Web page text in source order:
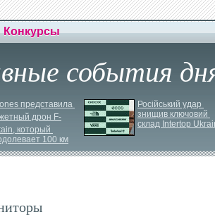
Конкурсы
события
представила
дрон F-
который
100 км
Російський удар
знищив ключовий
склад Intertop